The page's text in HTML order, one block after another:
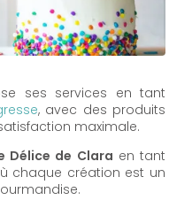
ses services en tant
, avec des produits
maximale.
Délice de Clara en tant
chaque création est un